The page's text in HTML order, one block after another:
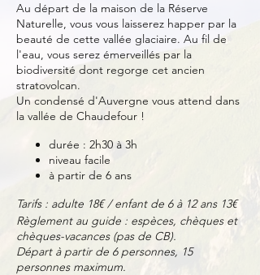
Au départ de la maison de la Réserve
Naturelle, vous vous laisserez happer par la
beauté de cette vallée glaciaire. Au fil de
l'eau, vous serez émerveillés par la
biodiversité dont regorge cet ancien
stratovolcan.
Un condensé d'Auvergne vous attend dans
la vallée de Chaudefour !
durée : 2h30 à 3h
niveau facile
à partir de 6 ans
Tarifs : adulte 18€ / enfant de 6 à 12 ans 13€
Règlement au guide : espèces, chèques et
chèques-vacances (pas de CB).
Départ à partir de 6 personnes, 15
personnes maximum.